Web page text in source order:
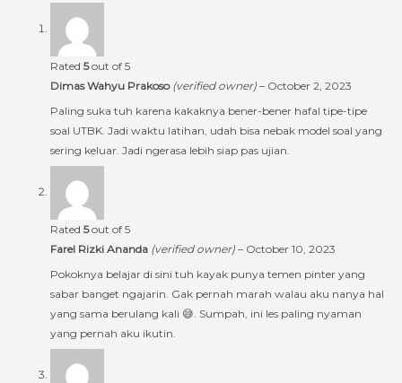
Rated 5out of 5
Dimas Wahyu Prakoso (verified owner) – October 2, 2023
Paling suka tuh karena kakaknya bener-bener hafal tipe-tipe
soal UTBK. Jadi waktu latihan, udah bisa nebak model soal yang
sering keluar. Jadi ngerasa lebih siap pas ujian.
Rated 5out of 5
Farel Rizki Ananda (verified owner) – October 10, 2023
Pokoknya belajar di sini tuh kayak punya temen pinter yang
sabar banget ngajarin. Gak pernah marah walau aku nanya hal
yang sama berulang kali 😅. Sumpah, ini les paling nyaman
yang pernah aku ikutin.